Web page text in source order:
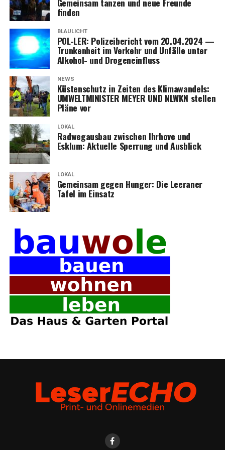
finden
BLAULICHT
POL-LER: Poli­zei­be­richt vom 20.04.2024 —
Trun­ken­heit im Ver­kehr und Unfäl­le unter
Alko­hol- und Drogeneinfluss
NEWS
Küs­ten­schutz in Zei­ten des Kli­ma­wan­dels:
UMWELTMINISTER MEYER UND NLWKN stel­len
Plä­ne vor
LOKAL
Rad­weg­aus­bau zwi­schen Ihr­ho­ve und
Esklum: Aktu­el­le Sper­rung und Ausblick
LOKAL
Gemein­sam gegen Hun­ger: Die Leera­ner
Tafel im Einsatz